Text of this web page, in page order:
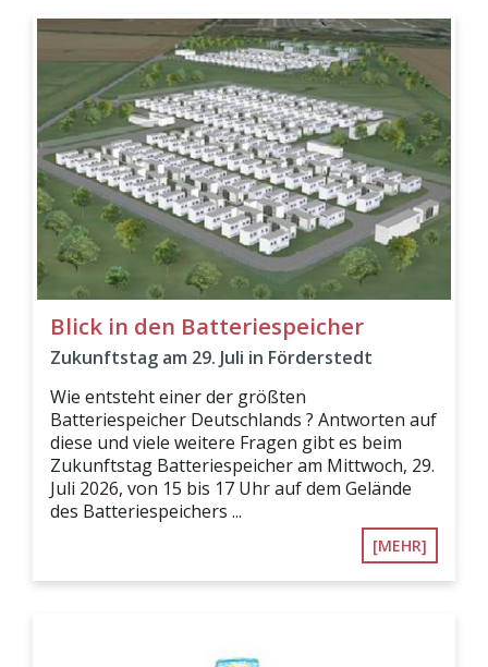
Blick in den Batteriespeicher
Zukunftstag am 29. Juli in Förderstedt
Wie entsteht einer der größten
Batteriespeicher Deutschlands ? Antworten auf
diese und viele weitere Fragen gibt es beim
Zukunftstag Batteriespeicher am Mittwoch, 29.
Juli 2026, von 15 bis 17 Uhr auf dem Gelände
des Batteriespeichers ...
[MEHR]